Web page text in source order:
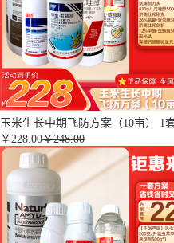
玉米生长中期飞防方案（10亩） 1
￥ 228.00￥248.00